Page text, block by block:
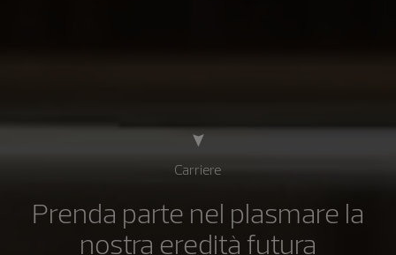
Carriere
Prenda parte nel plasmare la
nostra eredità futura